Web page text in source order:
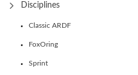
Disciplines
Classic ARDF
FoxOring
Sprint